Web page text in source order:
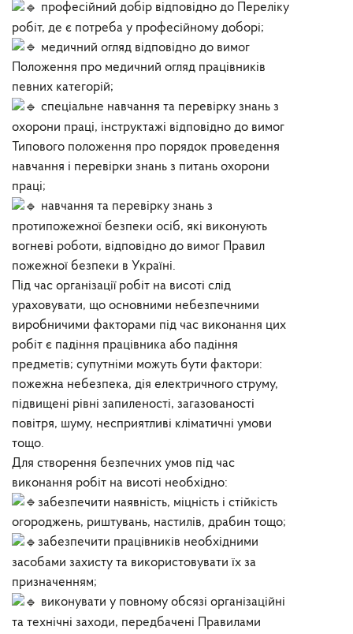
професійний добір відповідно до Переліку
робіт, де є потреба у професійному доборі;
медичний огляд відповідно до вимог
Положення про медичний огляд працівників
певних категорій;
спеціальне навчання та перевірку знань з
охорони праці, інструктажі відповідно до вимог
Типового положення про порядок проведення
навчання і перевірки знань з питань охорони
праці;
навчання та перевірку знань з
протипожежної безпеки осіб, які виконують
вогневі роботи, відповідно до вимог Правил
пожежної безпеки в Україні.
Під час організації робіт на висоті слід
ураховувати, що основними небезпечними
виробничими факторами під час виконання цих
робіт є падіння працівника або падіння
предметів; супутніми можуть бути фактори:
пожежна небезпека, дія електричного струму,
підвищені рівні запиленості, загазованості
повітря, шуму, несприятливі кліматичні умови
тощо.
Для створення безпечних умов під час
виконання робіт на висоті необхідно:
забезпечити наявність, міцність і стійкість
огороджень, риштувань, настилів, драбин тощо;
забезпечити працівників необхідними
засобами захисту та використовувати їх за
призначенням;
виконувати у повному обсязі організаційні
та технічні заходи, передбачені Правилами